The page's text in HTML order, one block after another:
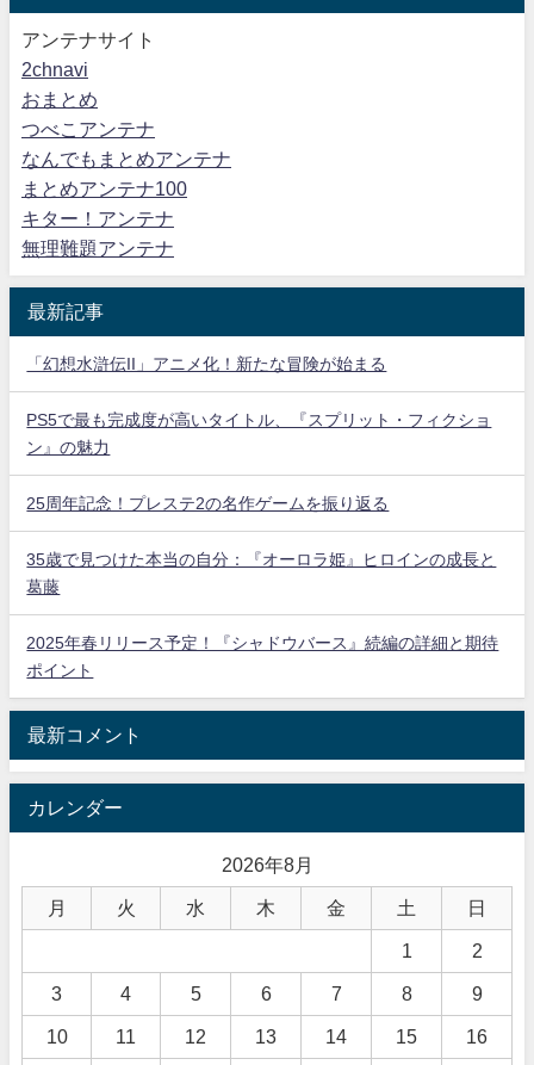
アンテナサイト
2chnavi
おまとめ
つべこアンテナ
なんでもまとめアンテナ
まとめアンテナ100
キター！アンテナ
無理難題アンテナ
最新記事
「幻想水滸伝II」アニメ化！新たな冒険が始まる
PS5で最も完成度が高いタイトル、『スプリット・フィクショ
ン』の魅力
25周年記念！プレステ2の名作ゲームを振り返る
35歳で見つけた本当の自分：『オーロラ姫』ヒロインの成長と
葛藤
2025年春リリース予定！『シャドウバース』続編の詳細と期待
ポイント
最新コメント
カレンダー
2026年8月
月 火 水 木 金 土 日
1 2
3 4 5 6 7 8 9
10 11 12 13 14 15 16